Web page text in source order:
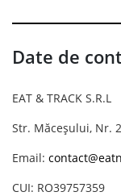
Date de
EAT & TRACK S.R.L
Str. Măceșului, Nr.
Email:
CUI: RO39757359